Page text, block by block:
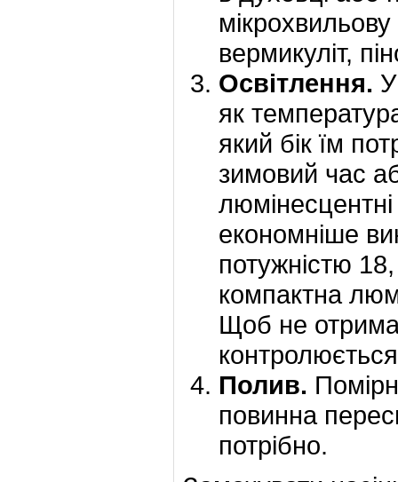
вермикуліт,
Освітлення.
як
який бік їм
зимовий час
економніше
потужністю
компактна
Щоб не
Полив.
повинна
потрібно.